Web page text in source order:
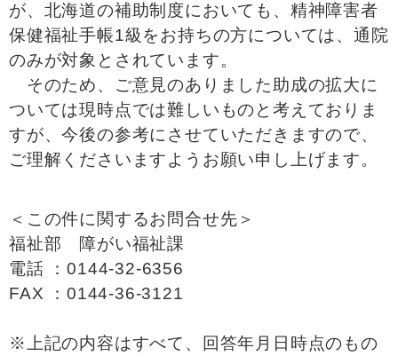
が、北海道の補助制度においても、精神障害者
保健福祉手帳1級をお持ちの方については、通院
のみが対象とされています。
そのため、ご意見のありました助成の拡大に
ついては現時点では難しいものと考えておりま
すが、今後の参考にさせていただきますので、
ご理解くださいますようお願い申し上げます。
＜この件に関するお問合せ先＞
福祉部 障がい福祉課
電話 ：0144-32-6356
FAX ：0144-36-3121
※上記の内容はすべて、回答年月日時点のもの